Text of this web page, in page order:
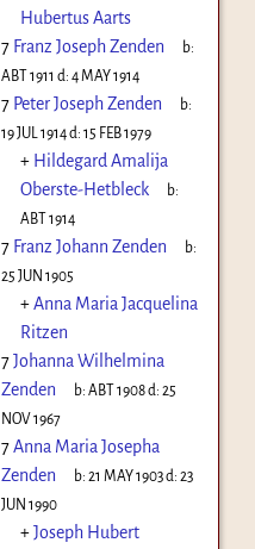
Hubertus Aarts
7 Franz Joseph Zenden
b:
ABT 1911 d: 4 MAY 1914
7 Peter Joseph Zenden
b:
19 JUL 1914d: 15 FEB 1979
+ Hildegard Amalija
Oberste-Hetbleck
b:
ABT 1914
7 Franz Johann Zenden
b:
25 JUN 1905
+Anna Maria Jacquelina
Ritzen
7Johanna Wilhelmina
Zenden
b:ABT 1908d:25
NOV 1967
7Anna Maria Josepha
Zenden
b:21 MAY 1903d:23
JUN 1990
+Joseph Hubert